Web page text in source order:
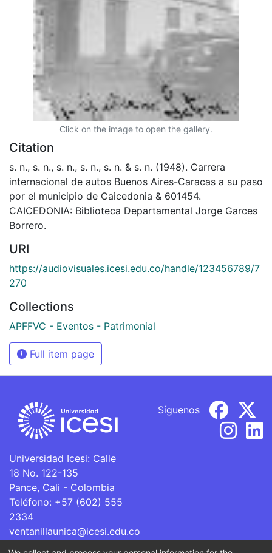
Click on the image to open the gallery.
Citation
s. n., s. n., s. n., s. n., s. n. & s. n. (1948). Carrera
internacional de autos Buenos Aires-Caracas a su paso
por el municipio de Caicedonia & 601454.
CAICEDONIA: Biblioteca Departamental Jorge Garces
Borrero.
URI
https://audiovisuales.icesi.edu.co/handle/123456789/7
270
Collections
APFFVC - Eventos - Patrimonial
Full item page
Universidad Icesi: Calle
18 No. 122-135
Pance, Cali - Colombia
Teléfono: +57 (602) 555
2334
ventanillaunica@icesi.edu.co
Síguenos